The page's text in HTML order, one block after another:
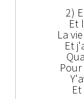
2)
Et
La
Et